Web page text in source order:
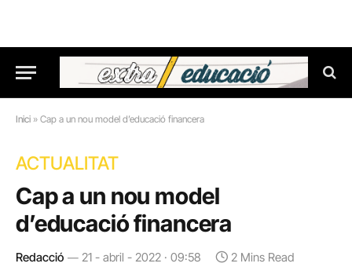
Inici » Cap a un nou model d’educació financera
ACTUALITAT
Cap a un nou model
d’educació financera
Redacció 21 - abril - 2022 · 09:58 2 Mins Read